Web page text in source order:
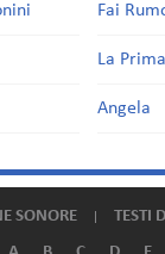
Fai
La
Angela
SONORE TESTI